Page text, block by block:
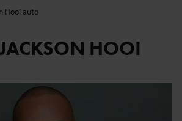
Hooi auto
HOOI